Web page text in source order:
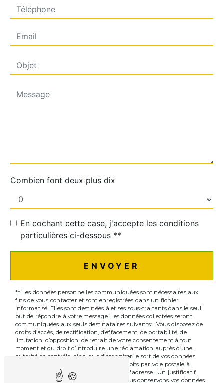
Combien font deux plus dix
En cochant cette case, j'accepte les conditions
particulières ci-dessous **
ENVOYER
** Les données personnelles communiquées sont nécessaires aux
fins de vous contacter et sont enregistrées dans un fichier
informatisé. Elles sont destinées à et ses sous-traitants dans le seul
but de répondre à votre message. Les données collectées seront
communiquées aux seuls destinataires suivants: . Vous disposez de
droits d’accès, de rectification, d’effacement, de portabilité, de
limitation, d’opposition, de retrait de votre consentement à tout
moment et du droit d’introduire une réclamation auprès d’une
autorité de contrôle, ainsi que d’organiser le sort de vos données
post-mortem. Vous pouvez exercer ces droits par voie postale à
l'adresse ou par courrier électronique à l'adresse . Un justificatif
d'identité pourra vous être demandé. Nous conservons vos données